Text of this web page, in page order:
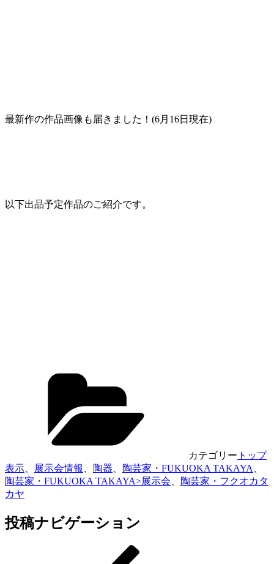
最新作の作品画像も届きました！(6月16日現在)
以下出品予定作品のご紹介です。
カテゴリー トップ
表示、 展示会情報 、 陶器、 陶芸家・FUKUOKA TAKAYA、
陶芸家・FUKUOKA TAKAYA>展示会、
陶芸家・フクオカタ
カヤ
投稿ナビゲーション